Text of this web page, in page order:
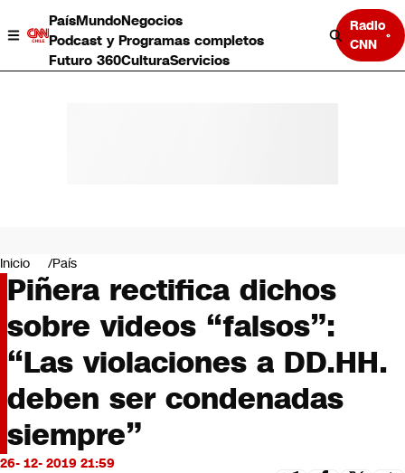
PaísMundoNegocios
Podcast y Programas completos
Futuro 360CulturaServicios
Radio
CNN
Negocios
Deportes
Programas completos
Cultura
Servicios
Bits
CNN tiempo
Futuro 360
Opinión
Inicio País
Piñera rectifica dichos
sobre videos “falsos”:
“Las violaciones a DD.HH.
deben ser condenadas
siempre”
26- 12- 2019 21:59